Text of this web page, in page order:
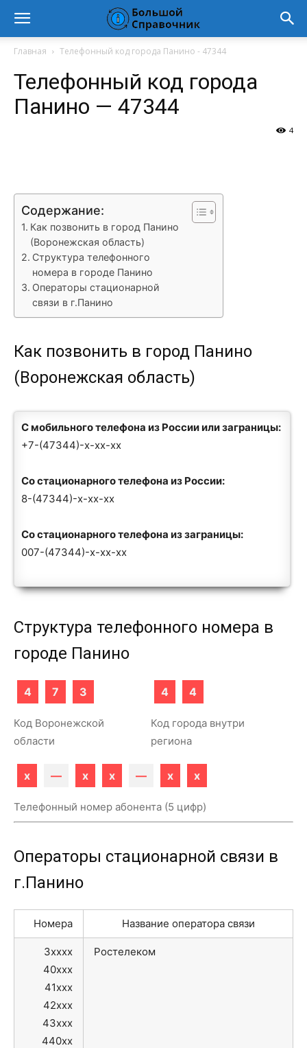
Главная Телефонный код города Панино - 47344
Телефонный код города
Панино — 47344
4
Содержание:
Как позвонить в город Панино
(Воронежская область)
Структура телефонного
номера в городе Панино
Операторы стационарной
связи в г.Панино
Как позвонить в город Панино
(Воронежская область)
С мобильного телефона из России или заграницы:
+7-(47344)-x-xx-xx
Со стационарного телефона из России:
8-(47344)-x-xx-xx
Со стационарного телефона из заграницы:
007-(47344)-x-xx-xx
Структура телефонного номера в
городе Панино
4 7 3
Код Воронежской
области
4 4
Код города внутри
региона
x — x x — x x
Телефонный номер абонента (5 цифр)
Операторы стационарной связи в
г.Панино
Номера Название оператора связи
3xxxx
40xxx
41xxx
42xxx
43xxx
440xx
Ростелеком